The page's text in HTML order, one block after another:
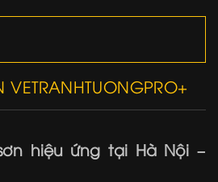
hiệu ứng tại Hà Nội –